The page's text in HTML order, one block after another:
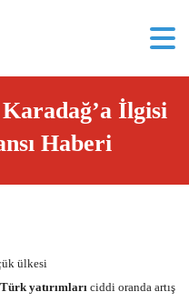
Karadağ’a İlgisi
Haberi
ülkesi
Türk yatırımları ciddi oranda artış